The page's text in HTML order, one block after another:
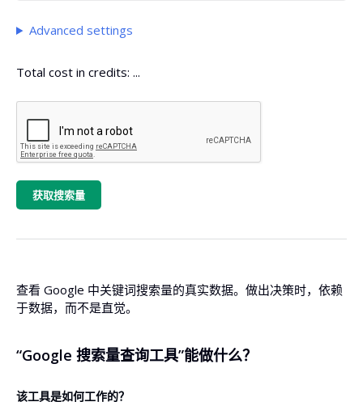
Advanced settings
Total cost in credits: ...
获取搜索量
查看 Google 中关键词搜索量的真实数据。做出决策时，依赖
于数据，而不是直觉。
“Google 搜索量查询工具”能做什么？
该工具是如何工作的？